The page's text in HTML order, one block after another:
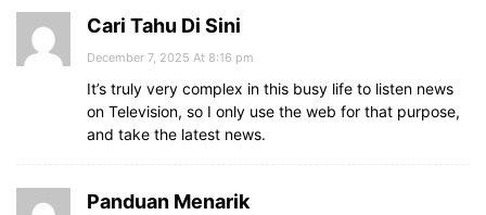
Cari Tahu Di Sini
December 7, 2025 At 8:16 pm
It’s truly very complex in this busy life to listen news
on Television, so I only use the web for that purpose,
and take the latest news.
Panduan Menarik